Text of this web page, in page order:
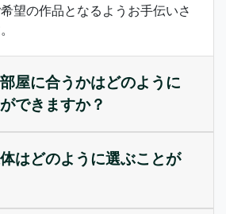
望の作品となるようお手伝いさ
屋に合うかはどのように
できますか？
はどのように選ぶことが